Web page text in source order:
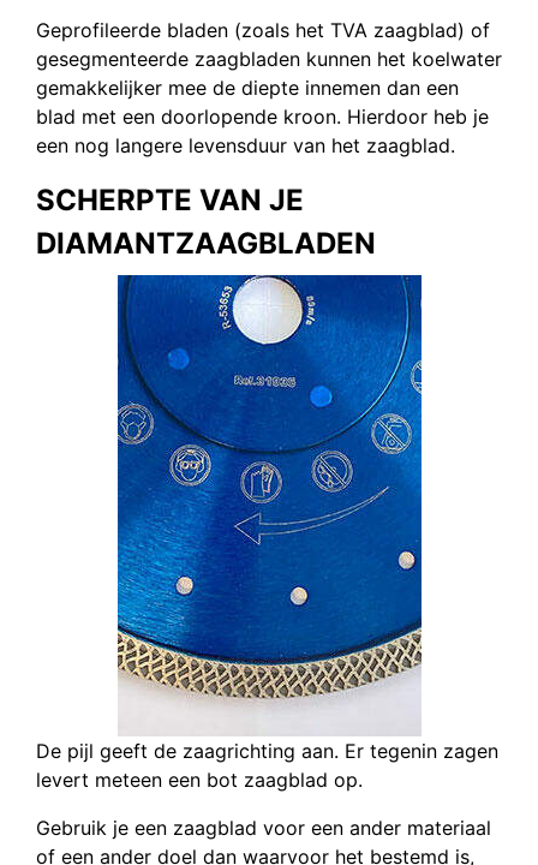
Geprofileerde bladen (zoals het TVA zaagblad) of
gesegmenteerde zaagbladen kunnen het koelwater
gemakkelijker mee de diepte innemen dan een
blad met een doorlopende kroon. Hierdoor heb je
een nog langere levensduur van het zaagblad.
SCHERPTE VAN JE
DIAMANTZAAGBLADEN
De pijl geeft de zaagrichting aan. Er tegenin zagen
levert meteen een bot zaagblad op.
Gebruik je een zaagblad voor een ander materiaal
of een ander doel dan waarvoor het bestemd is,